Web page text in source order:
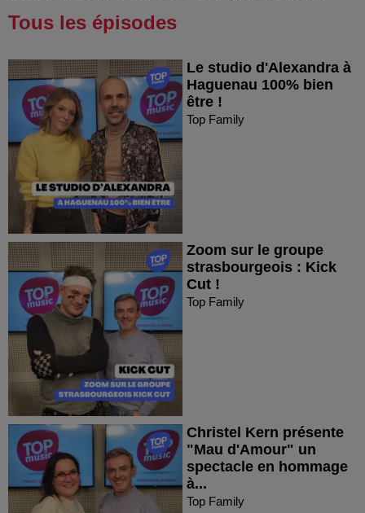
Tous les épisodes
Le studio d'Alexandra à
Haguenau 100% bien
être !
Top Family
Zoom sur le groupe
strasbourgeois : Kick
Cut !
Top Family
Christel Kern présente
"Mau d'Amour" un
spectacle en hommage
à...
Top Family